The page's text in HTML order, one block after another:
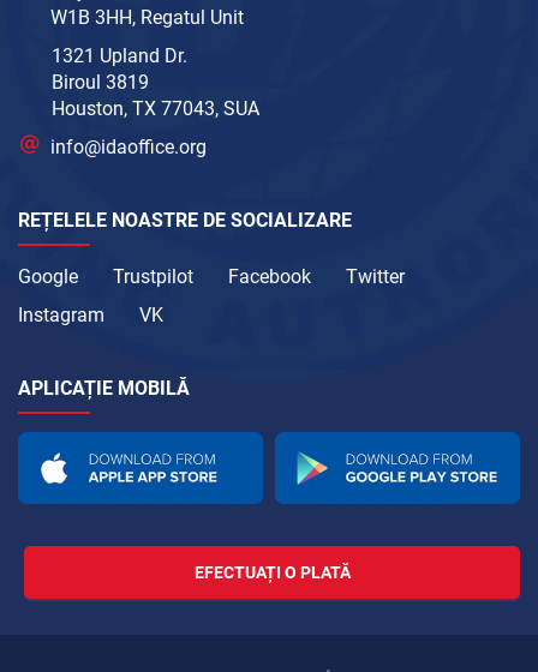
W1B 3HH, Regatul Unit
1321 Upland Dr.
Biroul 3819
Houston, TX 77043, SUA
info@idaoffice.org
REȚELELE NOASTRE DE SOCIALIZARE
Google Trustpilot Facebook
Twitter
Instagram
VK
APLICAȚIE MOBILĂ
EFECTUAȚI O PLATĂ